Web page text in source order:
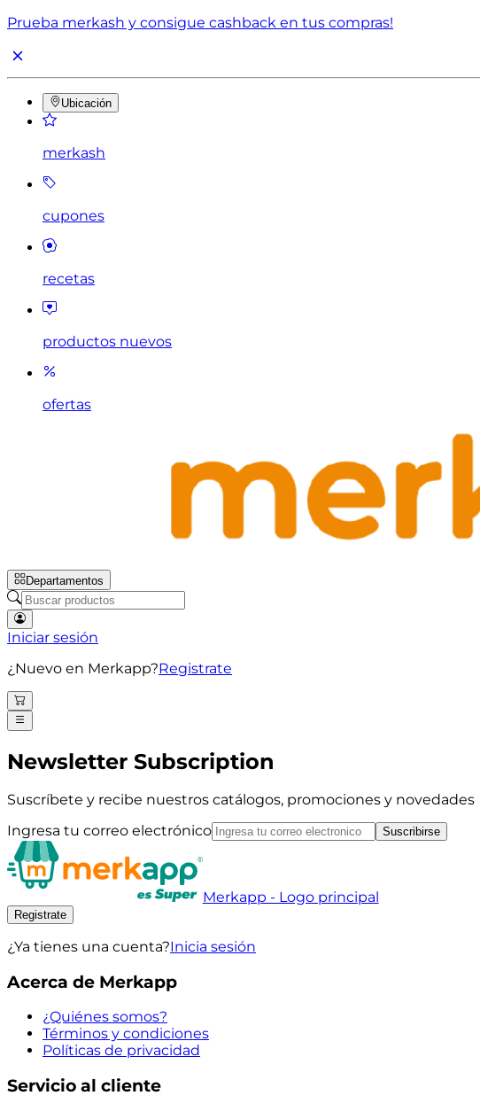
Prueba merkash y consigue cashback en tus compras!
Ubicación
merkash
cupones
recetas
productos nuevos
ofertas
Departamentos
Iniciar sesión
¿Nuevo en Merkapp?Registrate
Newsletter Subscription
Suscríbete y recibe nuestros catálogos, promociones y novedades
Ingresa tu correo electrónico
Suscribirse
Merkapp - Logo principal
Registrate
¿Ya tienes una cuenta?Inicia sesión
Acerca de Merkapp
¿Quiénes somos?
Términos y condiciones
Políticas de privacidad
Servicio al cliente